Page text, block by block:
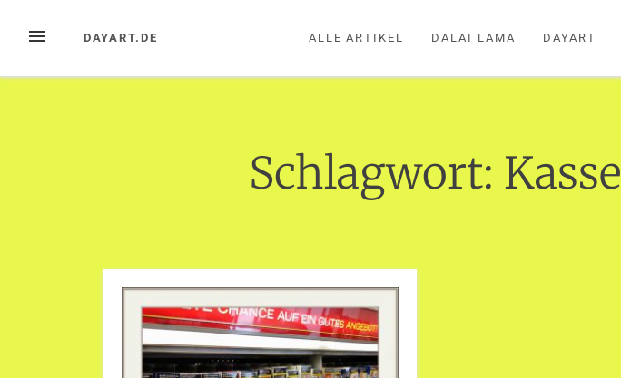
InhaltMENÜ DAYART.DE ALLE ARTIKEL DALAI LAMA DAYART
Schlagwort: Kasse